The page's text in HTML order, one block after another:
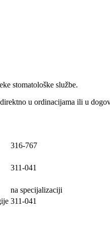
stomatološke službe.
u ordinacijama ili u
316-767
311-041
na specijalizaciji
311-041